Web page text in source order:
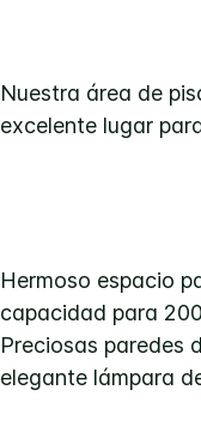
Nuestra área de
excelente lugar
Hermoso espacio
capacidad para
Preciosas paredes
elegante lámpara